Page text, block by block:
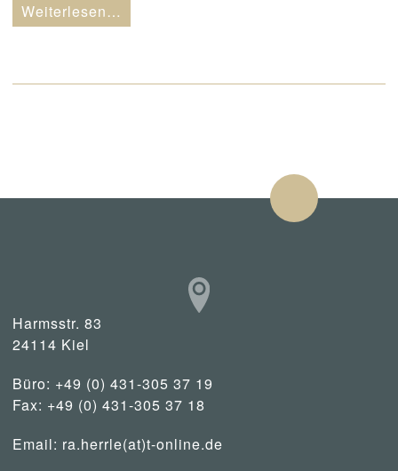
Weiterlesen…
Harmsstr. 83
24114 Kiel
Büro: +49 (0) 431-305 37 19
Fax: +49 (0) 431-305 37 18
Email: ra.herrle(at)t-online.de